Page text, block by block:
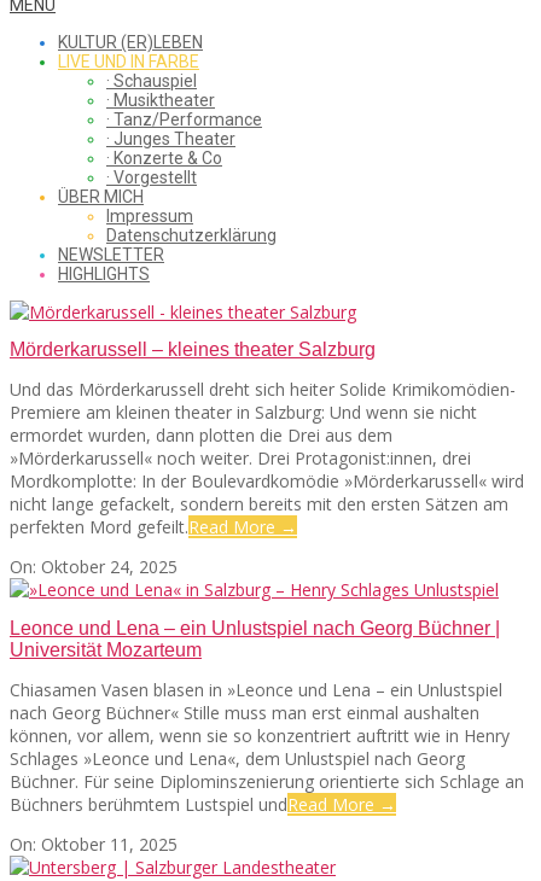
WHAT
SAW
FROM
THE
CHEAP
SEATS
Menu
MENU
KULTUR (ER)LEBEN
LIVE UND IN FARBE
· Schauspiel
· Musiktheater
· Tanz/Performance
· Junges Theater
· Konzerte & Co
· Vorgestellt
ÜBER MICH
Impressum
Datenschutzerklärung
NEWSLETTER
HIGHLIGHTS
Mörderkarussell – kleines theater Salzburg
Und das Mörderkarussell dreht sich heiter Solide Krimikomödien-
Premiere am kleinen theater in Salzburg: Und wenn sie nicht
ermordet wurden, dann plotten die Drei aus dem
»Mörderkarussell« noch weiter. Drei Protagonist:innen, drei
Mordkomplotte: In der Boulevardkomödie »Mörderkarussell« wird
nicht lange gefackelt, sondern bereits mit den ersten Sätzen am
perfekten Mord gefeilt.Read More →
2025-
10-
On: Oktober 24, 2025
Leonce und Lena – ein Unlustspiel nach Georg Büchner |
Universität Mozarteum
Chiasamen Vasen blasen in »Leonce und Lena – ein Unlustspiel
nach Georg Büchner« Stille muss man erst einmal aushalten
können, vor allem, wenn sie so konzentriert auftritt wie in Henry
Schlages »Leonce und Lena«, dem Unlustspiel nach Georg
Büchner. Für seine Diplominszenierung orientierte sich Schlage an
Büchners berühmtem Lustspiel undRead More →
2025-
10-
On: Oktober 11, 2025